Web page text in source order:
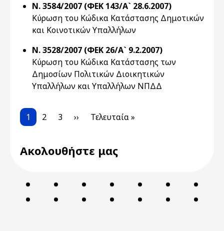
Ν. 3584/2007 (ΦΕΚ 143/Α` 28.6.2007)
Κύρωση του Κώδικα Κατάστασης Δημοτικών
και Κοινοτικών Υπαλλήλων
Ν. 3528/2007 (ΦΕΚ 26/Α` 9.2.2007)
Κύρωση του Κώδικα Κατάστασης των
Δημοσίων Πολιτικών Διοικητικών
Υπαλλήλων και Υπαλλήλων ΝΠΔΔ
Pagination
Current page
1 Page
2 Page
3 Next page
›› Last page
Τελευταία »
Ακολουθήστε μας